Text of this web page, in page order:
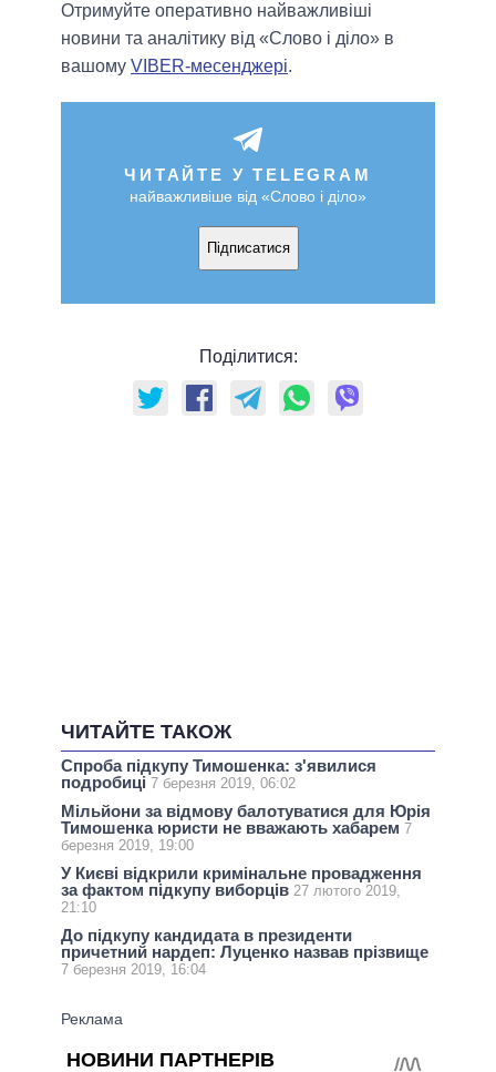
Отримуйте оперативно найважливіші
новини та аналітику від «Слово і діло» в
вашому VIBER-месенджері.
ЧИТАЙТЕ У TELEGRAM
найважливіше від «Слово і діло»
Підписатися
Поділитися:
ЧИТАЙТЕ ТАКОЖ
Спроба підкупу Тимошенка: з'явилися
подробиці 7 березня 2019, 06:02
Мільйони за відмову балотуватися для Юрія
Тимошенка юристи не вважають хабарем 7
березня 2019, 19:00
У Києві відкрили кримінальне провадження
за фактом підкупу виборців 27 лютого 2019,
21:10
До підкупу кандидата в президенти
причетний нардеп: Луценко назвав прізвище
7 березня 2019, 16:04